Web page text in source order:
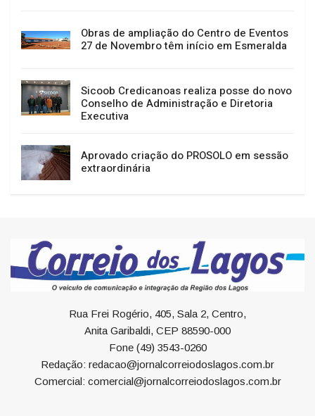
Obras de ampliação do Centro de Eventos
27 de Novembro têm início em Esmeralda
Sicoob Credicanoas realiza posse do novo
Conselho de Administração e Diretoria
Executiva
Aprovado criação do PROSOLO em sessão
extraordinária
Rua Frei Rogério, 405, Sala 2, Centro,
Anita Garibaldi, CEP 88590-000
Fone (49) 3543-0260
Redação: redacao@jornalcorreiodoslagos.com.br
Comercial: comercial@jornalcorreiodoslagos.com.br